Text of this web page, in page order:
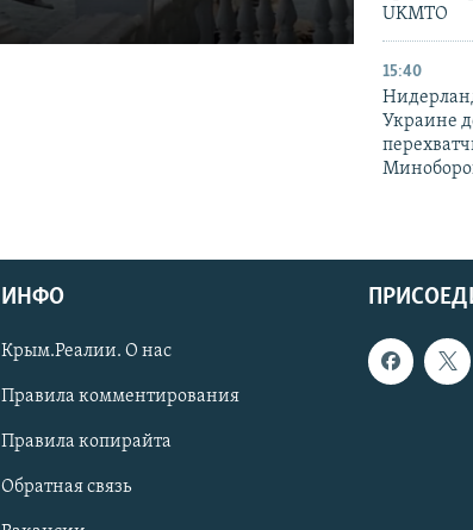
UKMTO
15:40
Украине
ИНФО
Крым.Реалии. О нас
Правила комментирования
Правила копирайта
Обратная связь